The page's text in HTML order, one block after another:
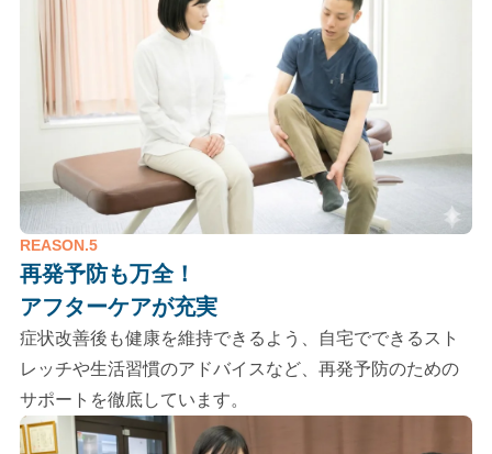
REASON.5
再発予防も万全！
アフターケアが充実
症状改善後も健康を維持できるよう、自宅でできるスト
レッチや生活習慣のアドバイスなど、再発予防のための
サポートを徹底しています。